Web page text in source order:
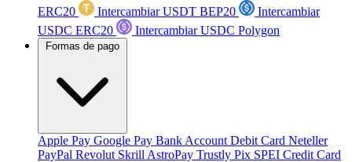
ERC20
Intercambiar USDT BEP20
Intercambiar
USDC ERC20
Intercambiar USDC Polygon
Formas de pago
Apple Pay Google Pay Bank Account Debit Card Neteller
PayPal Revolut Skrill AstroPay Trustly Pix SPEI Credit Card